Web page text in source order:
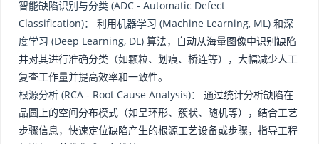
智能缺陷识别与分类 (ADC - Automatic Defect
Classification)：
利用机器学习 (Machine Learning, ML) 和深
度学习 (Deep Learning, DL) 算法，自动从海量图像中识别缺陷
并对其进行准确分类（如颗粒、划痕、桥连等），大幅减少人工
复查工作量并提高效率和一致性。
根源分析 (RCA - Root Cause Analysis)：
通过统计分析缺陷在
晶圆上的空间分布模式（如呈环形、簇状、随机等），结合工艺
步骤信息，快速定位缺陷产生的根源工艺设备或步骤，指导工程